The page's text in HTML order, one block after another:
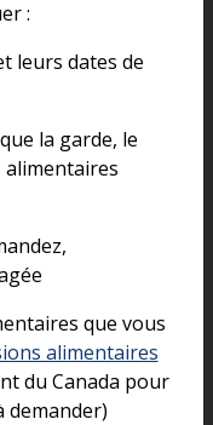
:
leurs dates de
la garde, le
que vous
alimentaires
du Canada pour
demander)